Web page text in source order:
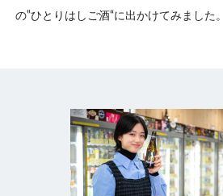
の‟ひとりはしご酒“に出かけてみました。